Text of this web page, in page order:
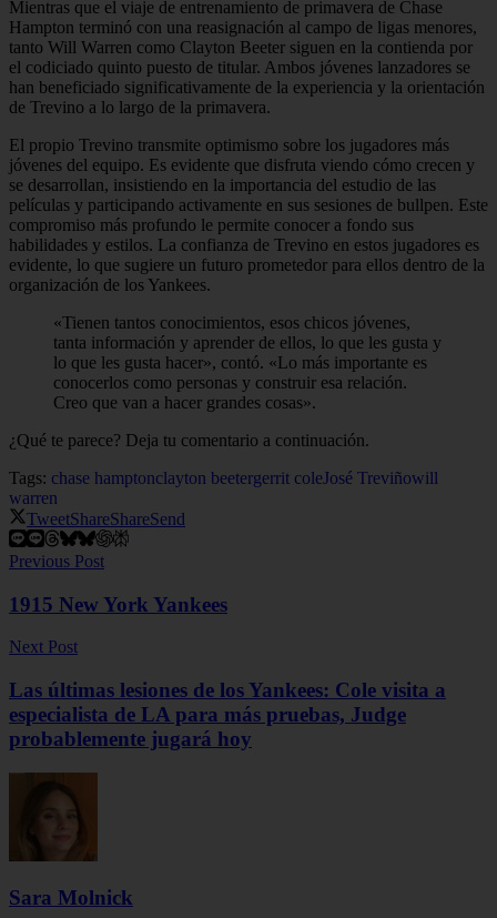
Mientras que el viaje de entrenamiento de primavera de Chase
Hampton terminó con una reasignación al campo de ligas menores,
tanto Will Warren como Clayton Beeter siguen en la contienda por
el codiciado quinto puesto de titular. Ambos jóvenes lanzadores se
han beneficiado significativamente de la experiencia y la orientación
de Trevino a lo largo de la primavera.
El propio Trevino transmite optimismo sobre los jugadores más
jóvenes del equipo. Es evidente que disfruta viendo cómo crecen y
se desarrollan, insistiendo en la importancia del estudio de las
películas y participando activamente en sus sesiones de bullpen. Este
compromiso más profundo le permite conocer a fondo sus
habilidades y estilos. La confianza de Trevino en estos jugadores es
evidente, lo que sugiere un futuro prometedor para ellos dentro de la
organización de los Yankees.
«Tienen tantos conocimientos, esos chicos jóvenes,
tanta información y aprender de ellos, lo que les gusta y
lo que les gusta hacer», contó. «Lo más importante es
conocerlos como personas y construir esa relación.
Creo que van a hacer grandes cosas».
¿Qué te parece? Deja tu comentario a continuación.
Tags: chase hamptonclayton beetergerrit coleJosé Treviñowill
warren
TweetShareShareSend
Previous Post
1915 New York Yankees
Next Post
Las últimas lesiones de los Yankees: Cole visita a
especialista de LA para más pruebas, Judge
probablemente jugará hoy
Sara Molnick